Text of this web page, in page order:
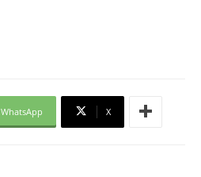
WhatsApp X